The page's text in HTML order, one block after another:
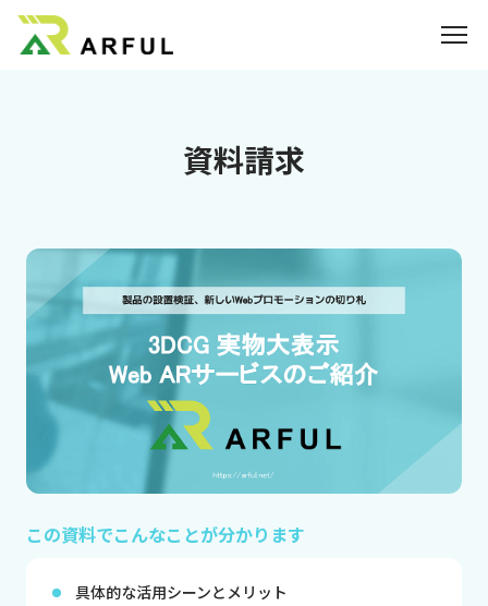
資料請求
この資料でこんなことが分かります
具体的な活用シーンとメリット
よくあるご質問
お知らせ
ブログ
3DCGのサイト制作はこちら
会社概要